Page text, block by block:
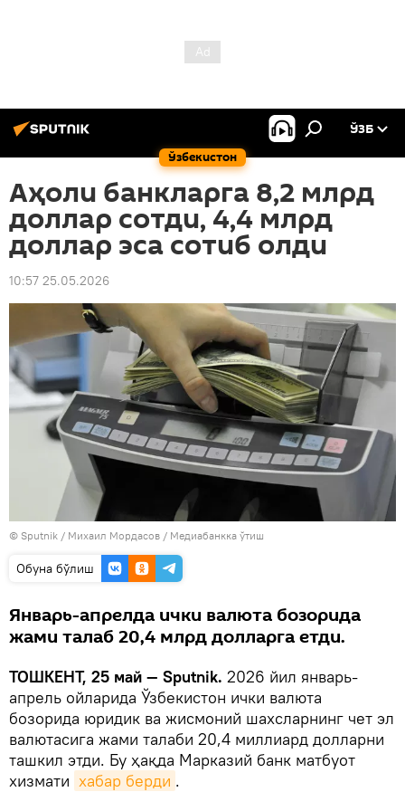
Ўзбекистон
ЎЗБ
Аҳоли банкларга 8,2 млрд
доллар сотди, 4,4 млрд
доллар эса сотиб олди
10:57 25.05.2026
© Sputnik / Михаил Мордасов / Медиабанкка ўтиш
Oбуна бўлиш
Январь-апрелда ички валюта бозорида
жами талаб 20,4 млрд долларга етди.
ТОШКЕНТ, 25 май — Sputnik. 2026 йил январь-
апрель ойларида Ўзбекистон ички валюта
бозорида юридик ва жисмоний шахсларнинг чет эл
валютасига жами талаби 20,4 миллиард долларни
ташкил этди. Бу ҳақда Марказий банк матбуот
хизмати хабар берди .